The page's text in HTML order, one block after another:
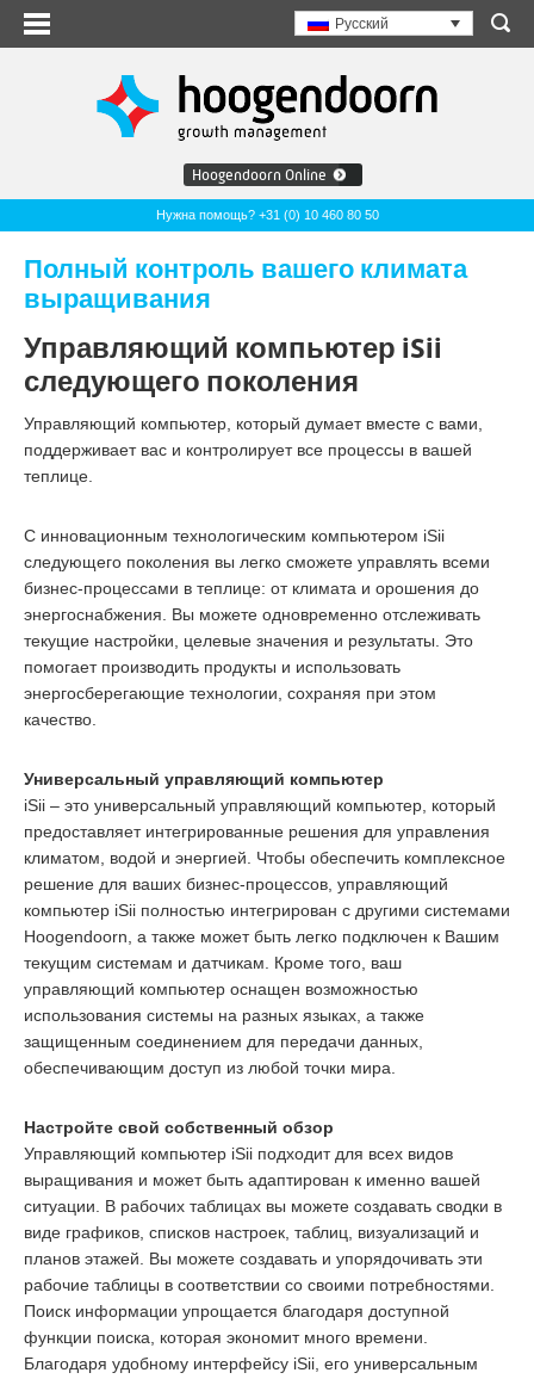
Русский
Hoogendoorn Online
Нужна помощь? +31 (0) 10 460 80 50
Полный контроль вашего климата
выращивания
Управляющий компьютер iSii
следующего поколения
Управляющий компьютер, который думает вместе с вами,
поддерживает вас и контролирует все процессы в вашей
теплице.
С инновационным технологическим компьютером iSii
следующего поколения вы легко сможете управлять всеми
бизнес-процессами в теплице: от климата и орошения до
энергоснабжения. Вы можете одновременно отслеживать
текущие настройки, целевые значения и результаты. Это
помогает производить продукты и использовать
энергосберегающие технологии, сохраняя при этом
качество.
Универсальный управляющий компьютер
iSii – это универсальный управляющий компьютер, который
предоставляет интегрированные решения для управления
климатом, водой и энергией. Чтобы обеспечить комплексное
решение для ваших бизнес-процессов, управляющий
компьютер iSii полностью интегрирован с другими системами
Hoogendoorn, а также может быть легко подключен к Вашим
текущим системам и датчикам. Кроме того, ваш
управляющий компьютер оснащен возможностью
использования системы на разных языках, а также
защищенным соединением для передачи данных,
обеспечивающим доступ из любой точки мира.
Настройте свой собственный обзор
Управляющий компьютер iSii подходит для всех видов
выращивания и может быть адаптирован к именно вашей
ситуации. В рабочих таблицах вы можете создавать сводки в
виде графиков, списков настроек, таблиц, визуализаций и
планов этажей. Вы можете создавать и упорядочивать эти
рабочие таблицы в соответствии со своими потребностями.
Поиск информации упрощается благодаря доступной
функции поиска, которая экономит много времени.
Благодаря удобному интерфейсу iSii, его универсальным